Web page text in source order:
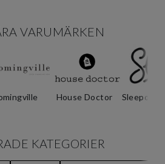
VARUMÄRKEN
House Doctor Sleepo
KATEGORIER